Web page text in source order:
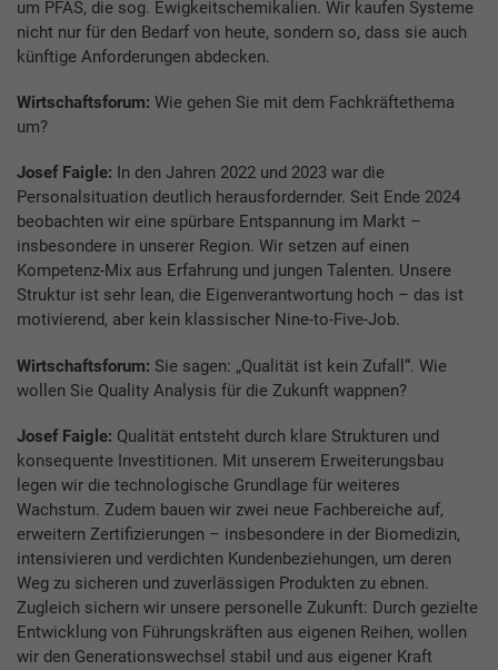
um PFAS, die sog. Ewigkeitschemikalien. Wir kaufen Systeme
nicht nur für den Bedarf von heute, sondern so, dass sie auch
künftige Anforderungen abdecken.
Wirtschaftsforum: Wie gehen Sie mit dem Fachkräftethema
um?
Josef Faigle: In den Jahren 2022 und 2023 war die
Personalsituation deutlich herausfordernder. Seit Ende 2024
beobachten wir eine spürbare Entspannung im Markt –
insbesondere in unserer Region. Wir setzen auf einen
Kompetenz-Mix aus Erfahrung und jungen Talenten. Unsere
Struktur ist sehr lean, die Eigenverantwortung hoch – das ist
motivierend, aber kein klassischer Nine-to-Five-Job.
Wirtschaftsforum: Sie sagen: „Qualität ist kein Zufall“. Wie
wollen Sie Quality Analysis für die Zukunft wappnen?
Josef Faigle: Qualität entsteht durch klare Strukturen und
konsequente Investitionen. Mit unserem Erweiterungsbau
legen wir die technologische Grundlage für weiteres
Wachstum. Zudem bauen wir zwei neue Fachbereiche auf,
erweitern Zertifizierungen – insbesondere in der Biomedizin,
intensivieren und verdichten Kundenbeziehungen, um deren
Weg zu sicheren und zuverlässigen Produkten zu ebnen.
Zugleich sichern wir unsere personelle Zukunft: Durch gezielte
Entwicklung von Führungskräften aus eigenen Reihen, wollen
wir den Generationswechsel stabil und aus eigener Kraft